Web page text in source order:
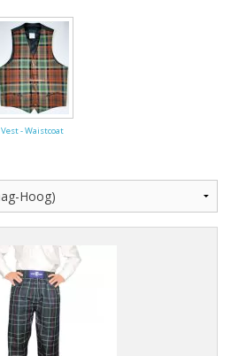
Vest - Waistcoat